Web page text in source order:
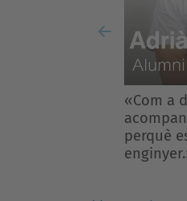
«Les
Previous